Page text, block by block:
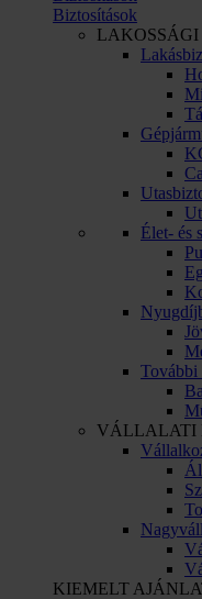
Biztosítások
Élet- és
További
VÁLLALATI
KIEMELT